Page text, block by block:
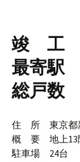
竣 工
最寄駅
総戸数
住 所 東京都
概 要 地上13
駐車場 24台